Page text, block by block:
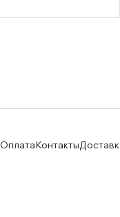
ОплатаКонтакты